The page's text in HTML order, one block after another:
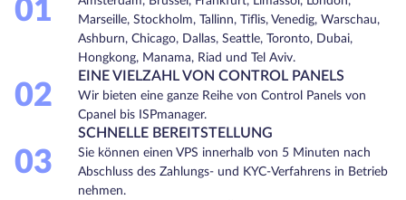
01
Marseille, Stockholm, Tallinn, Tiflis, Venedig, Warschau,
Ashburn, Chicago, Dallas, Seattle, Toronto, Dubai,
Hongkong, Manama, Riad und Tel Aviv.
02
EINE VIELZAHL VON CONTROL PANELS
Wir bieten eine ganze Reihe von Control Panels von
Cpanel bis ISPmanager.
03
SCHNELLE BEREITSTELLUNG
Sie können einen VPS innerhalb von 5 Minuten nach
Abschluss des Zahlungs- und KYC-Verfahrens in Betrieb
nehmen.